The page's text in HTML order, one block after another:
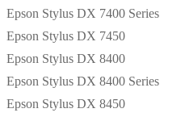
Epson Stylus DX 7400 Series
Epson Stylus DX 7450
Epson Stylus DX 8400
Epson Stylus DX 8400 Series
Epson Stylus DX 8450